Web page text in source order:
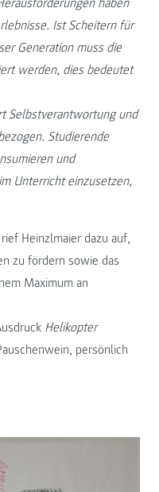
haben
Ist Scheitern für
Generation muss die
werden, dies bedeutet
Selbstverantwortung und
Studierende
und
Unterricht einzusetzen,
Heinzlmaier dazu auf,
zu fördern sowie das
Maximum an
Helikopter
persönlich